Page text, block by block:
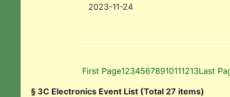
2023-11-24
First Page12345678910111213Last
§ 3C Electronics Event List (Total 27 items)